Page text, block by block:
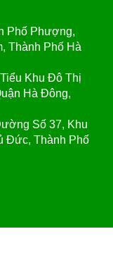
Phố Phượng,
Thành Phố Hà
Khu Đô Thị
Hà Đông,
Số 37, Khu
Đức, Thành Phố